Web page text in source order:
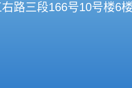
路三段166号10号楼6